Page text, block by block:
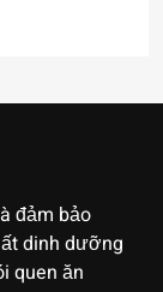
đảm bảo
dinh dưỡng
quen ăn